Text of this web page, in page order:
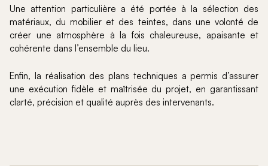
Une attention particulière a été portée à la sélection des
matériaux, du mobilier et des teintes, dans une volonté de
créer une atmosphère à la fois chaleureuse, apaisante et
cohérente dans l’ensemble du lieu.
Enfin, la réalisation des plans techniques a permis d’assurer
une exécution fidèle et maîtrisée du projet, en garantissant
clarté, précision et qualité auprès des intervenants.